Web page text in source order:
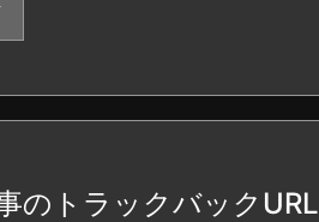
のトラックバックURL